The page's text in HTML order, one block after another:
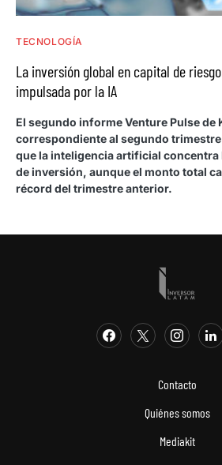
TECNOLOGÍA
La inversión global en capital de riesgo
impulsada por la IA
El segundo informe Venture Pulse de
correspondiente al segundo
que la inteligencia artificial concentra
de inversión, aunque el monto total
récord del trimestre anterior.
Contacto
Quiénes somos
Mediakit